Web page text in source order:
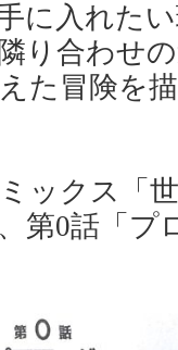
に入れた
り合わせ
た冒険を
ックス「
第0話「プ